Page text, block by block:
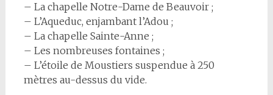
– La chapelle Notre-Dame de Beauvoir ;
– L’Aqueduc, enjambant l’Adou ;
– La chapelle Sainte-Anne ;
– Les nombreuses fontaines ;
– L’étoile de Moustiers suspendue à 250
mètres au-dessus du vide.